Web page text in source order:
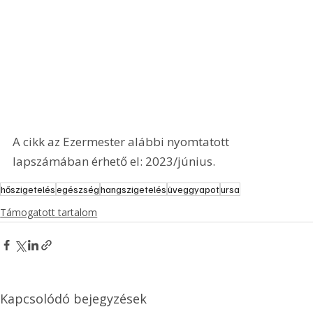
A cikk az Ezermester alábbi nyomtatott
lapszámában érhető el: 2023/június.
hőszigetelésegészséghangszigetelésüveggyapotursa
Támogatott tartalom
Kapcsolódó bejegyzések